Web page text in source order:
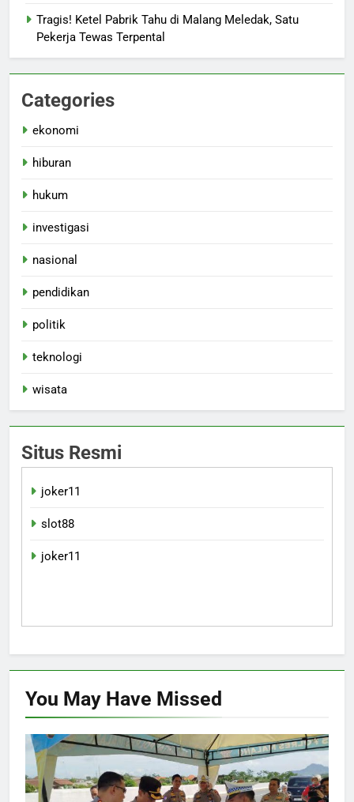
Tragis! Ketel Pabrik Tahu di Malang Meledak, Satu
Pekerja Tewas Terpental
Categories
ekonomi
hiburan
hukum
investigasi
nasional
pendidikan
politik
teknologi
wisata
Situs Resmi
joker11
slot88
joker11
You May Have Missed
HUKUM